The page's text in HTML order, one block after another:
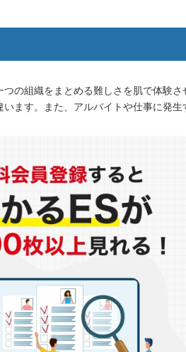
の組織をまとめる難しさを肌で体験
ます。また、アルバイトや仕事に発生